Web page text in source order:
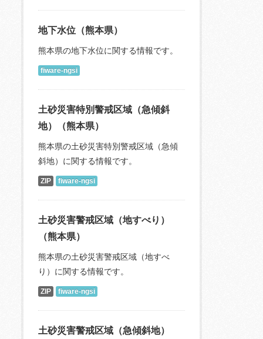
地下水位（熊本県）
熊本県の地下水位に関する情報です。
fiware-ngsi
土砂災害特別警戒区域（急傾斜
地）（熊本県）
熊本県の土砂災害特別警戒区域（急傾
斜地）に関する情報です。
ZIP fiware-ngsi
土砂災害警戒区域（地すべり）
（熊本県）
熊本県の土砂災害警戒区域（地すべ
り）に関する情報です。
ZIP fiware-ngsi
土砂災害警戒区域（急傾斜地）